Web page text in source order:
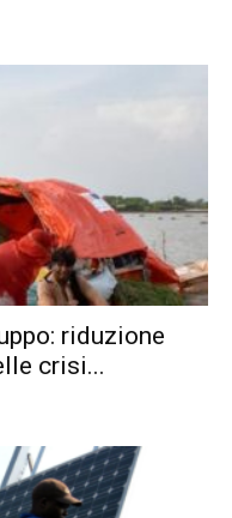
riduzione
crisi...